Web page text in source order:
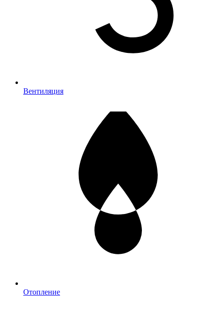
Вентиляция
Отопление